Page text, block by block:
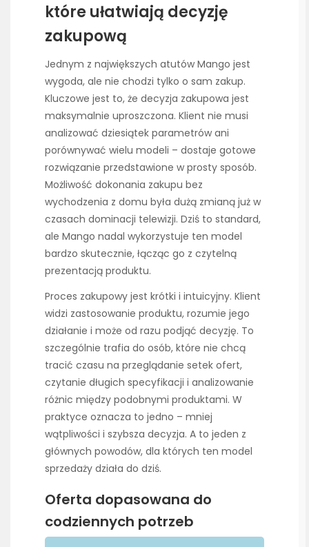
które ułatwiają decyzję
zakupową
Jednym z największych atutów Mango jest
wygoda, ale nie chodzi tylko o sam zakup.
Kluczowe jest to, że decyzja zakupowa jest
maksymalnie uproszczona. Klient nie musi
analizować dziesiątek parametrów ani
porównywać wielu modeli – dostaje gotowe
rozwiązanie przedstawione w prosty sposób.
Możliwość dokonania zakupu bez
wychodzenia z domu była dużą zmianą już w
czasach dominacji telewizji. Dziś to standard,
ale Mango nadal wykorzystuje ten model
bardzo skutecznie, łącząc go z czytelną
prezentacją produktu.
Proces zakupowy jest krótki i intuicyjny. Klient
widzi zastosowanie produktu, rozumie jego
działanie i może od razu podjąć decyzję. To
szczególnie trafia do osób, które nie chcą
tracić czasu na przeglądanie setek ofert,
czytanie długich specyfikacji i analizowanie
różnic między podobnymi produktami. W
praktyce oznacza to jedno – mniej
wątpliwości i szybsza decyzja. A to jeden z
głównych powodów, dla których ten model
sprzedaży działa do dziś.
Oferta dopasowana do
codziennych potrzeb